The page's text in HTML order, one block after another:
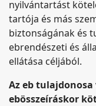
nyilvántartást
tartója és más
biztonságának és
ebrendészeti és
ellátása céljából.
Az eb
ebösszeíráskor